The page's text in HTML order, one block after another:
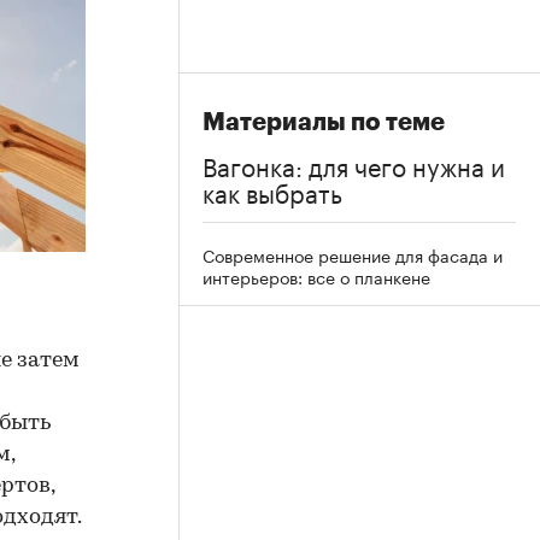
затем
Материалы по теме
Вагонка: для чего нужна и
как выбрать
Современное решение для фасада и
интерьеров: все о планкене